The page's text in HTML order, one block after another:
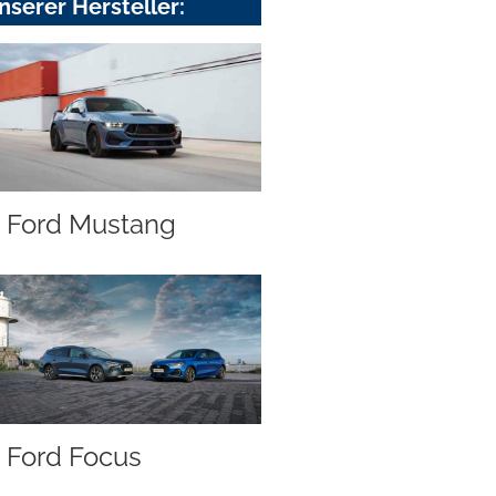
Hersteller:
Ford Mustang
Ford Focus